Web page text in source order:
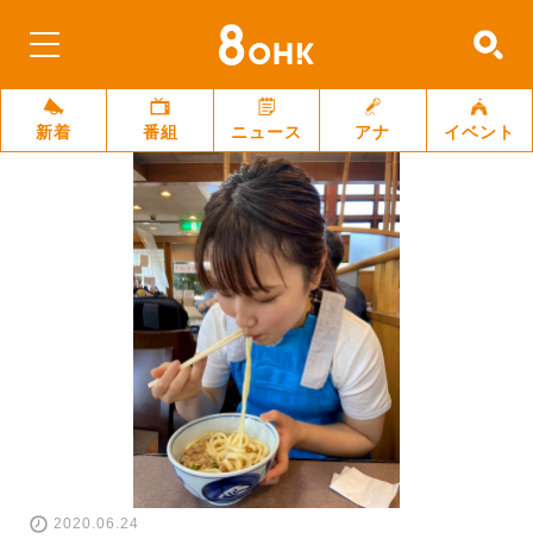
新着 番組 ニュース アナ イベント
2020.06.24